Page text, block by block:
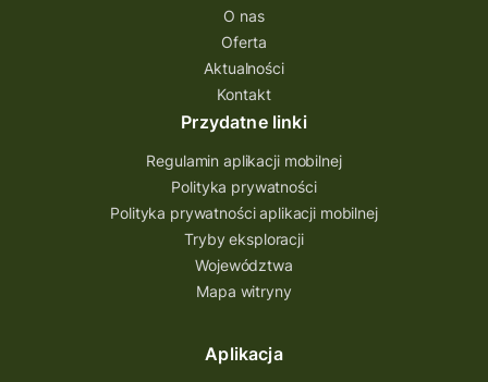
O nas
Oferta
Aktualności
Kontakt
Przydatne linki
Regulamin aplikacji mobilnej
Polityka prywatności
Polityka prywatności aplikacji mobilnej
Tryby eksploracji
Województwa
Mapa witryny
Aplikacja